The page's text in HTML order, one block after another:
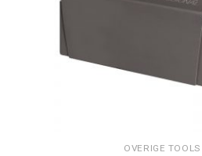
OVERIGE TOOLS